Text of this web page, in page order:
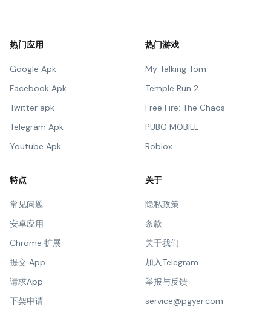
热门应用
Google Apk
Facebook Apk
Twitter apk
Telegram Apk
Youtube Apk
热门游戏
My Talking Tom
Temple Run 2
Free Fire: The Chaos
PUBG MOBILE
Roblox
特点
常见问题
安卓应用
Chrome 扩展
提交 App
请求App
下架申请
关于
隐私政策
条款
关于我们
加入Telegram
举报与反馈
service@pgyer.com